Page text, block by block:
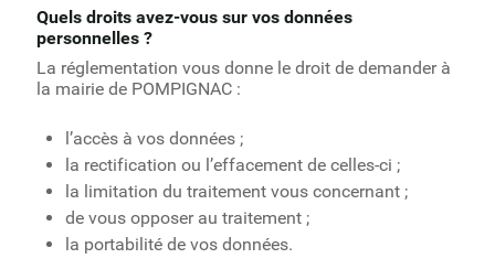
Quels droits avez-vous sur vos données
personnelles ?
La réglementation vous donne le droit de demander à
la mairie de POMPIGNAC :
l’accès à vos données ;
la rectification ou l’effacement de celles-ci ;
la limitation du traitement vous concernant ;
de vous opposer au traitement ;
la portabilité de vos données.